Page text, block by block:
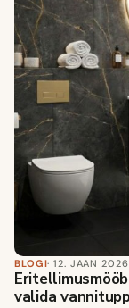
BLOGI· 12. JAAN 2026
valida